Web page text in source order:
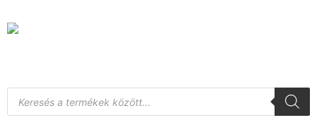
to
Products
search